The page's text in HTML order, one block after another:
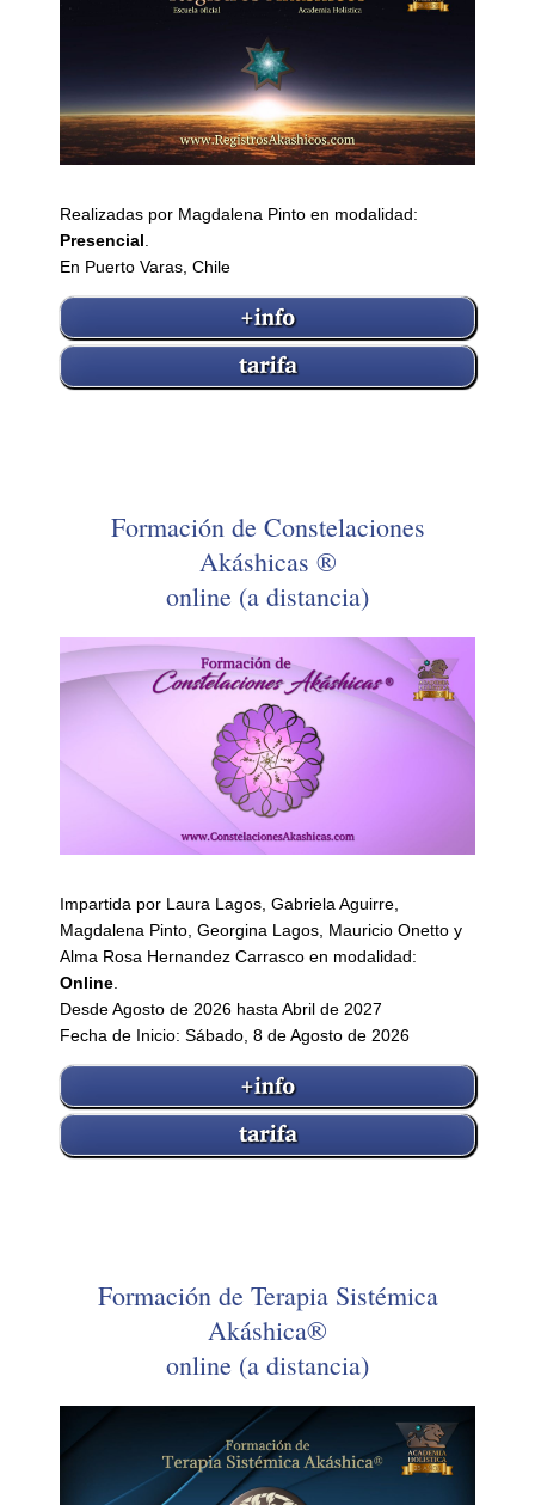
Realizadas por Magdalena Pinto en modalidad:
Presencial
En Puerto Varas, Chile
Formación de Constelaciones
Akáshicas ®
online (a distancia)
Impartida por Laura Lagos, Gabriela Aguirre,
Magdalena Pinto, Georgina Lagos, Mauricio Onetto y
Alma Rosa Hernandez Carrasco en modalidad:
Online
Desde Agosto de 2026 hasta Abril de 2027
Fecha de Inicio: Sábado, 8 de Agosto de 2026
Formación de Terapia Sistémica
Akáshica®
online (a distancia)